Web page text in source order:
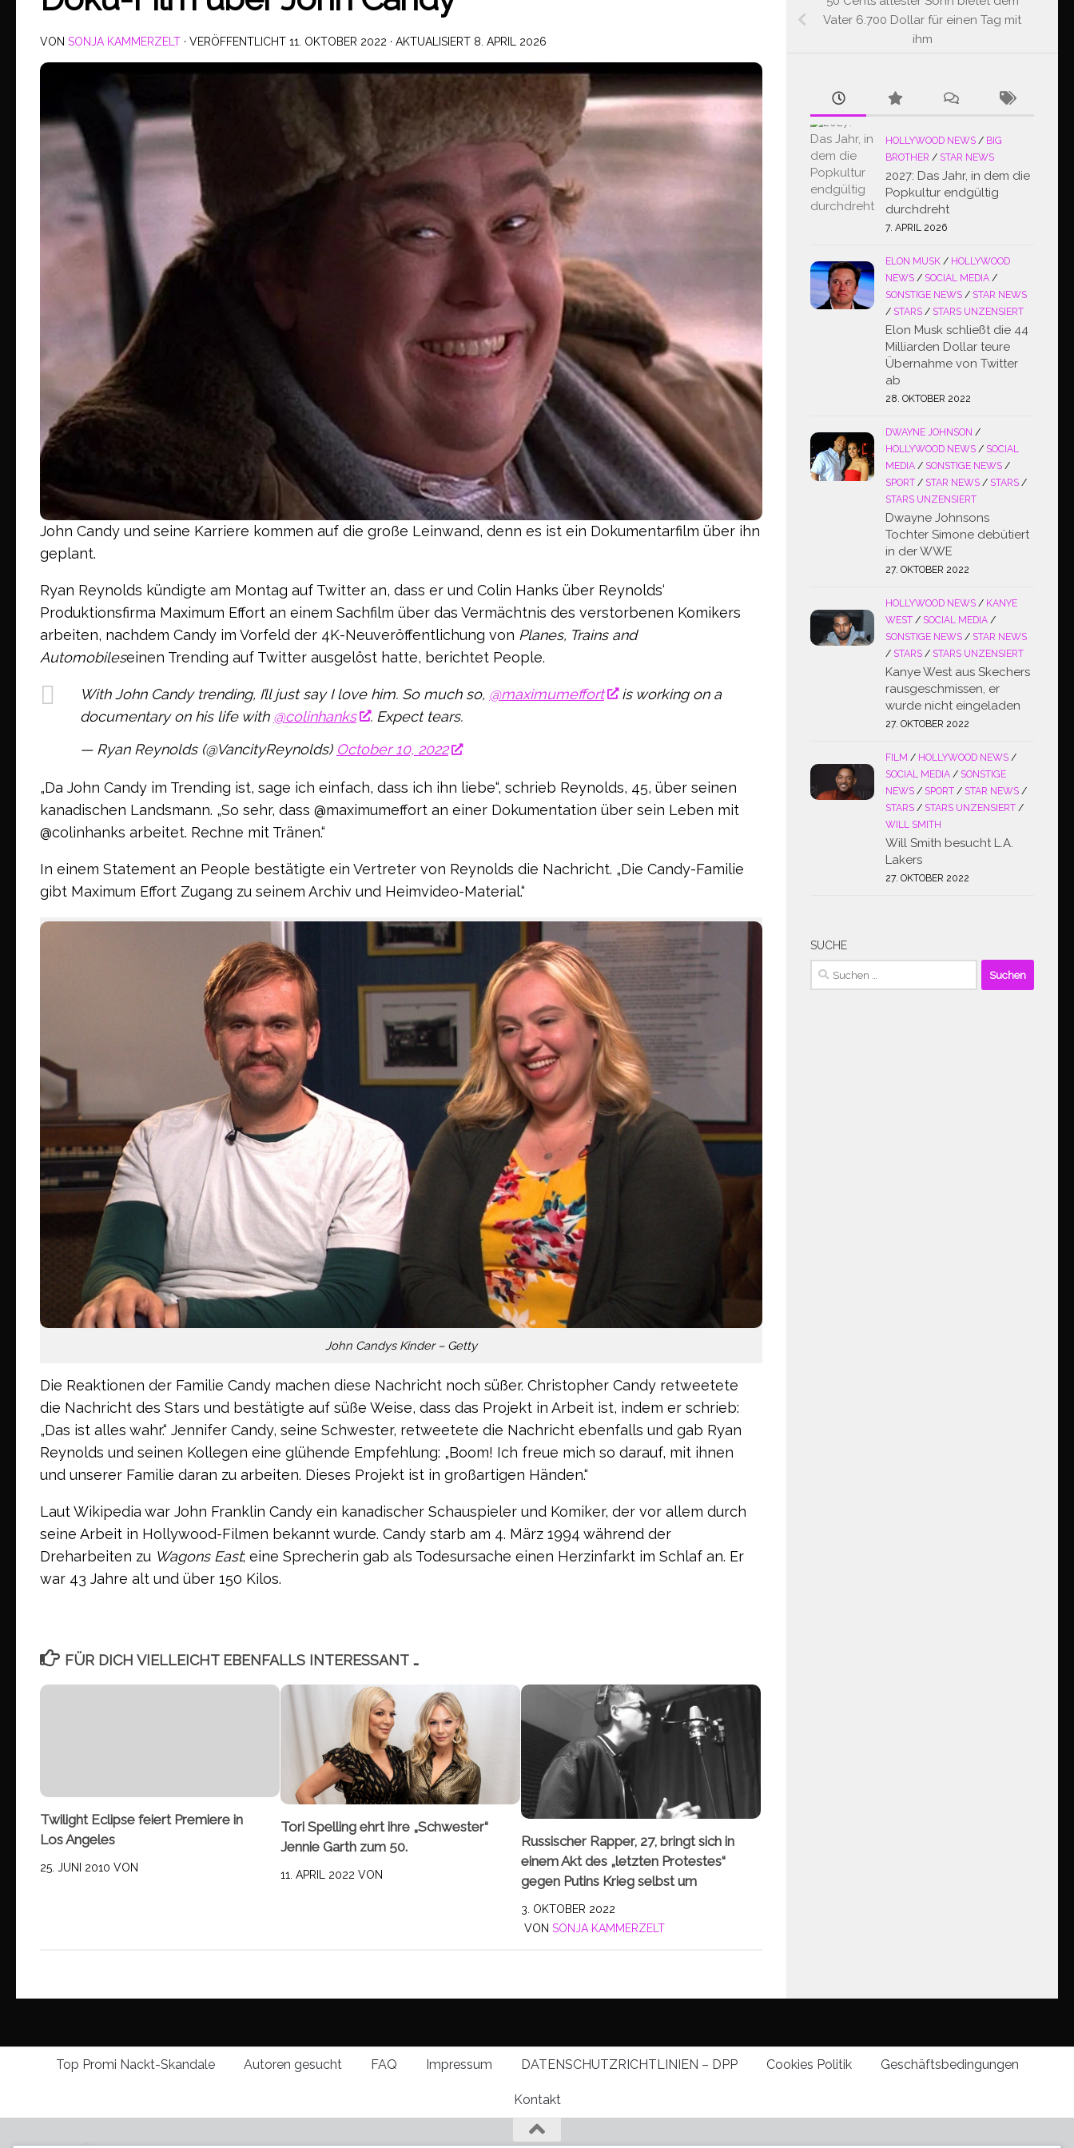
VON SONJA KAMMERZELT · VERÖFFENTLICHT 11. OKTOBER 2022 · AKTUALISIERT 8. APRIL 2026
John Candy und seine Karriere kommen auf die große Leinwand, denn es ist ein Dokumentarfilm über ihn
geplant.
Ryan Reynolds kündigte am Montag auf Twitter an, dass er und Colin Hanks über Reynolds‘
Produktionsfirma Maximum Effort an einem Sachfilm über das Vermächtnis des verstorbenen Komikers
arbeiten, nachdem Candy im Vorfeld der 4K-Neuveröffentlichung von Planes, Trains and
Automobileseinen Trending auf Twitter ausgelöst hatte, berichtet People.
With John Candy trending, I’ll just say I love him. So much so, @maximumeffort
is working on a
documentary on his life with @colinhanks
. Expect tears.
— Ryan Reynolds (@VancityReynolds) October 10, 2022
„Da John Candy im Trending ist, sage ich einfach, dass ich ihn liebe“, schrieb Reynolds, 45, über seinen
kanadischen Landsmann. „So sehr, dass @maximumeffort an einer Dokumentation über sein Leben mit
@colinhanks arbeitet. Rechne mit Tränen.“
In einem Statement an People bestätigte ein Vertreter von Reynolds die Nachricht. „Die Candy-Familie
gibt Maximum Effort Zugang zu seinem Archiv und Heimvideo-Material.“
John Candys Kinder – Getty
Die Reaktionen der Familie Candy machen diese Nachricht noch süßer. Christopher Candy retweetete
die Nachricht des Stars und bestätigte auf süße Weise, dass das Projekt in Arbeit ist, indem er schrieb:
„Das ist alles wahr.“ Jennifer Candy, seine Schwester, retweetete die Nachricht ebenfalls und gab Ryan
Reynolds und seinen Kollegen eine glühende Empfehlung: „Boom! Ich freue mich so darauf, mit ihnen
und unserer Familie daran zu arbeiten. Dieses Projekt ist in großartigen Händen.“
Laut Wikipedia war John Franklin Candy ein kanadischer Schauspieler und Komiker, der vor allem durch
seine Arbeit in Hollywood-Filmen bekannt wurde. Candy starb am 4. März 1994 während der
Dreharbeiten zu Wagons East; eine Sprecherin gab als Todesursache einen Herzinfarkt im Schlaf an. Er
war 43 Jahre alt und über 150 Kilos.
FÜR DICH VIELLEICHT EBENFALLS INTERESSANT …
Twilight Eclipse feiert Premiere in
Los Angeles
25. JUNI 2010 VON
Tori Spelling ehrt ihre „Schwester“
Jennie Garth zum 50.
11. APRIL 2022 VON
Russischer Rapper, 27, bringt sich in
einem Akt des „letzten Protestes“
gegen Putins Krieg selbst um
3. OKTOBER 2022
VONSONJA KAMMERZELT
Vater 6.700 Dollar für einen Tag mit
ihm
HOLLYWOOD NEWS / BIG
BROTHER / STAR NEWS
2027: Das Jahr, in dem die
Popkultur endgültig
durchdreht
7. APRIL 2026
ELON MUSK / HOLLYWOOD
NEWS / SOCIAL MEDIA /
SONSTIGE NEWS / STAR NEWS
/ STARS / STARS UNZENSIERT
Elon Musk schließt die 44
Milliarden Dollar teure
Übernahme von Twitter
ab
28. OKTOBER 2022
DWAYNE JOHNSON /
HOLLYWOOD NEWS / SOCIAL
MEDIA / SONSTIGE NEWS /
SPORT / STAR NEWS / STARS /
STARS UNZENSIERT
Dwayne Johnsons
Tochter Simone debütiert
in der WWE
27. OKTOBER 2022
HOLLYWOOD NEWS / KANYE
WEST / SOCIAL MEDIA /
SONSTIGE NEWS / STAR NEWS
/ STARS / STARS UNZENSIERT
Kanye West aus Skechers
rausgeschmissen, er
wurde nicht eingeladen
27. OKTOBER 2022
FILM / HOLLYWOOD NEWS /
SOCIAL MEDIA / SONSTIGE
NEWS / SPORT / STAR NEWS /
STARS / STARS UNZENSIERT /
WILL SMITH
Will Smith besucht L.A.
Lakers
27. OKTOBER 2022
SUCHE
Suchen
nach:
Top Promi Nackt-Skandale Autoren gesucht FAQ Impressum DATENSCHUTZRICHTLINIEN – DPP Cookies Politik Geschäftsbedingungen
Kontakt